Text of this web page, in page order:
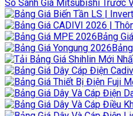
So Sánh Giá Mitsubishi Trước
Bảng